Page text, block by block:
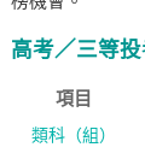
高考／三等
項目
類科（組）